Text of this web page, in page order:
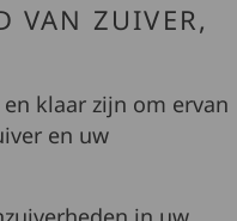
VAN ZUIVER,
klaar zijn om ervan
en uw